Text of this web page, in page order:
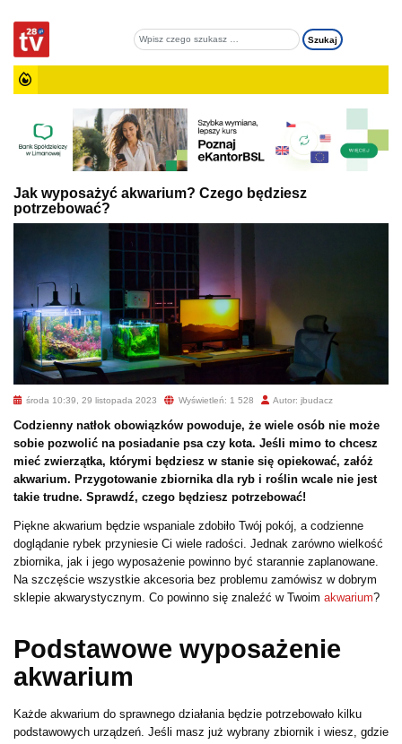
Jak wyposażyć akwarium? Czego będziesz
potrzebować?
środa 10:39, 29 listopada 2023 Wyświetleń: 1 528 Autor: jbudacz
Codzienny natłok obowiązków powoduje, że wiele osób nie może
sobie pozwolić na posiadanie psa czy kota. Jeśli mimo to chcesz
mieć zwierzątka, którymi będziesz w stanie się opiekować, załóż
akwarium. Przygotowanie zbiornika dla ryb i roślin wcale nie jest
takie trudne. Sprawdź, czego będziesz potrzebować!
Piękne akwarium będzie wspaniale zdobiło Twój pokój, a codzienne
doglądanie rybek przyniesie Ci wiele radości. Jednak zarówno wielkość
zbiornika, jak i jego wyposażenie powinno być starannie zaplanowane.
Na szczęście wszystkie akcesoria bez problemu zamówisz w dobrym
sklepie akwarystycznym. Co powinno się znaleźć w Twoim akwarium?
Podstawowe wyposażenie
akwarium
Każde akwarium do sprawnego działania będzie potrzebowało kilku
podstawowych urządzeń. Jeśli masz już wybrany zbiornik i wiesz, gdzie